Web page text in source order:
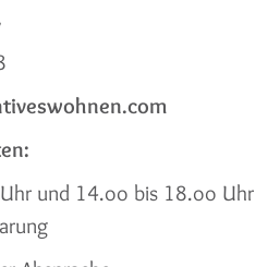
und 14.oo bis 18.oo Uhr